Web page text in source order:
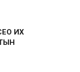
ИХ